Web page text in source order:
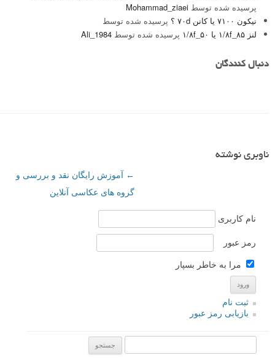
پرسیده شده توسط Mohammad_ziaei
نیکون ۷۱۰۰ یا کانن ۷۰d ؟
پرسیده شده توسط
لنز ۸۵_۱/۸f یا ۵۰_۱/۸f
پرسیده شده توسط Ali_1984
دنبال کنندگان
ناوبری نوشته
← آموزش رایگان نقد و بررسی و
گروه های عکاسی آنلاین
نام کاربری
رمز عبور
مرا به خاطر بسپار
ثبت نام
بازیابی رمز عبور